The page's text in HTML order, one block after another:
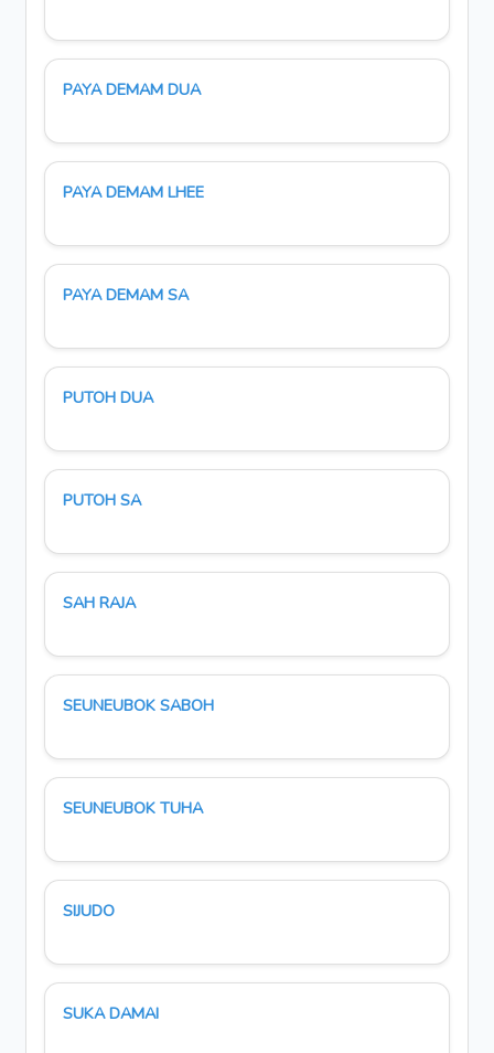
PAYA DEMAM DUA
PAYA DEMAM LHEE
PAYA DEMAM SA
PUTOH DUA
PUTOH SA
SAH RAJA
SEUNEUBOK SABOH
SEUNEUBOK TUHA
SIJUDO
SUKA DAMAI